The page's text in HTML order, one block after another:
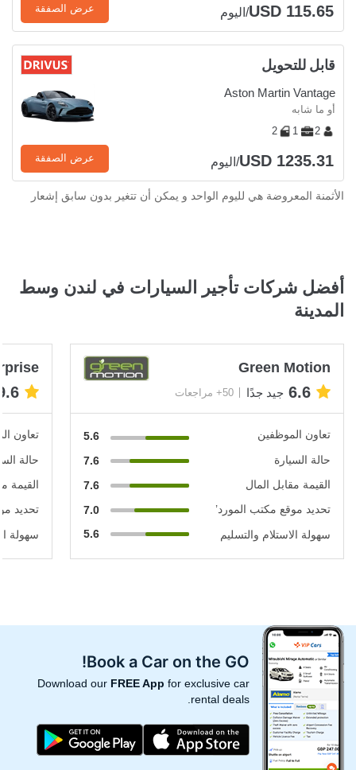
USD 115.65/اليوم عرض الصفقة
قابل للتحويل
Aston Martin Vantage
أو ما شابه
2
1
2
USD 1235.31/اليوم عرض الصفقة
الأثمنة المعروضة هي لليوم الواحد و يمكن أن تتغير بدون سابق إشعار
أفضل شركات تأجير السيارات في لندن وسط
المدينة
Green Motion
6.6 جيد جدًا 50+ مراجعات
تعاون الموظفين
5.6
حالة السيارة
7.6
القيمة مقابل المال
7.6
تحديد موقع مكتب المورد’
7.0
سهولة الاستلام والتسليم
5.6
تعاون
حالة
القيمة
تحديد
سهولة
Book a Car on the GO!
Download our FREE App for exclusive car
rental deals.